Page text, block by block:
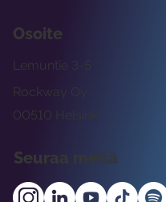
Osoite
Rockway Oy
Lemuntie 3-5
00510 Helsinki
Seuraa meitä